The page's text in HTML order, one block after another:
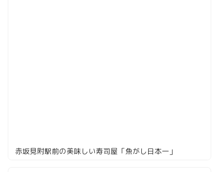
赤坂見附駅前の美味しい寿司屋「魚がし日本一」